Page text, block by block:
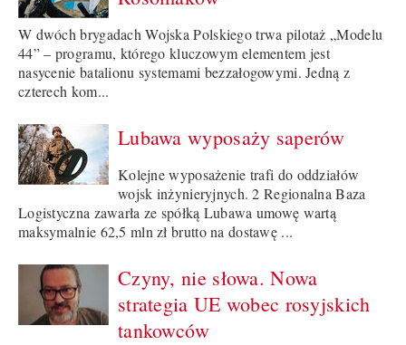
W dwóch brygadach Wojska Polskiego trwa pilotaż „Modelu
44” – programu, którego kluczowym elementem jest
nasycenie batalionu systemami bezzałogowymi. Jedną z
czterech kom...
Lubawa wyposaży saperów
Kolejne wyposażenie trafi do oddziałów
wojsk inżynieryjnych. 2 Regionalna Baza
Logistyczna zawarła ze spółką Lubawa umowę wartą
maksymalnie 62,5 mln zł brutto na dostawę ...
Czyny, nie słowa. Nowa
strategia UE wobec rosyjskich
tankowców